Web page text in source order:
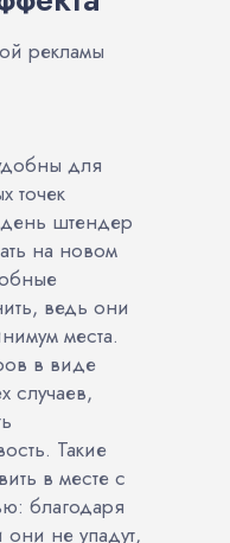
рекламы
для
точек
штендер
на новом
ведь они
места.
в виде
случаев,
Такие
в месте с
благодаря
они не упадут,